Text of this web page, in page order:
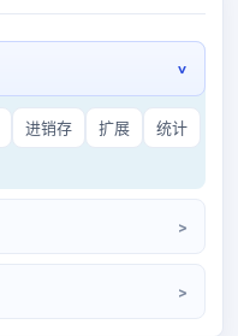
进销存 扩展 统计